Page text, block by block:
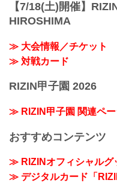
【7/18(土)開催】
HIROSHIMA
≫ 大会情報／チケット
≫ 対戦カード
RIZIN甲子園 2026
≫ RIZIN甲子園 関連ペ
おすすめコンテンツ
≫ RIZINオフィシャルグ
≫ デジタルカード「